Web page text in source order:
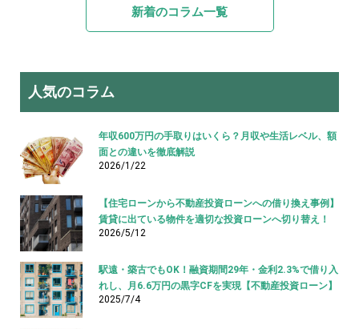
新着のコラム一覧
人気のコラム
年収600万円の手取りはいくら？月収や生活レベル、額
面との違いを徹底解説
2026/1/22
【住宅ローンから不動産投資ローンへの借り換え事例】
賃貸に出ている物件を適切な投資ローンへ切り替え！
2026/5/12
駅遠・築古でもOK！融資期間29年・金利2.3%で借り入
れし、月6.6万円の黒字CFを実現【不動産投資ローン】
2025/7/4